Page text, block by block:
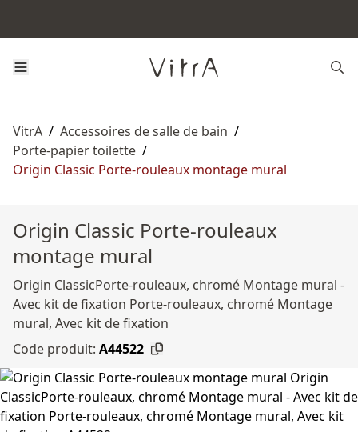
VitrA / Accessoires de salle de bain /
Porte-papier toilette /
Origin Classic Porte-rouleaux montage mural
Origin Classic Porte-rouleaux
montage mural
Origin ClassicPorte-rouleaux, chromé Montage mural -
Avec kit de fixation Porte-rouleaux, chromé Montage
mural, Avec kit de fixation
Code produit: A44522